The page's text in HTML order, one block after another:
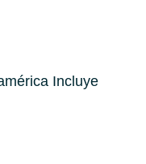
Incluye